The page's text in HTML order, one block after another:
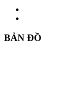
BẢN ĐỒ